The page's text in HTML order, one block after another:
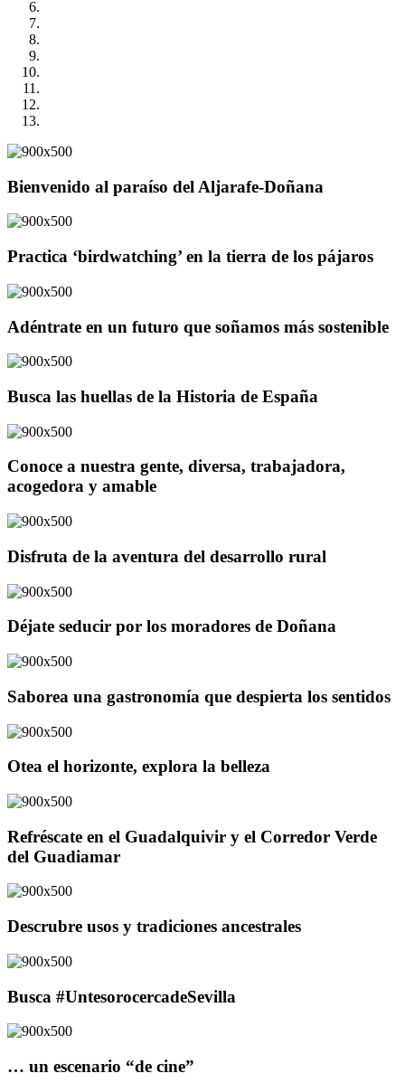
Bienvenido al paraíso del Aljarafe-Doñana
Practica ‘birdwatching’ en la tierra de los pájaros
Adéntrate en un futuro que soñamos más sostenible
Busca las huellas de la Historia de España
Conoce a nuestra gente, diversa, trabajadora,
acogedora y amable
Disfruta de la aventura del desarrollo rural
Déjate seducir por los moradores de Doñana
Saborea una gastronomía que despierta los sentidos
Otea el horizonte, explora la belleza
Refréscate en el Guadalquivir y el Corredor Verde
del Guadiamar
Descrubre usos y tradiciones ancestrales
Busca #UntesorocercadeSevilla
… un escenario “de cine”